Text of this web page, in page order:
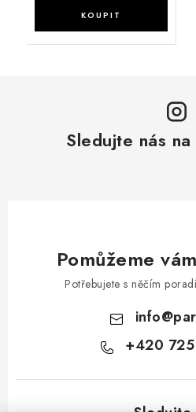
Sledujte nás
Pomůžeme
Potřebujete s něčím
info@
+420